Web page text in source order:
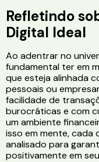
Refletindo
Digital Ideal
Ao adentrar no
fundamental ter em
que esteja alinhada
pessoais ou
facilidade de
burocráticas e com
um ambiente
isso em mente, cada
analisado para
positivamente em